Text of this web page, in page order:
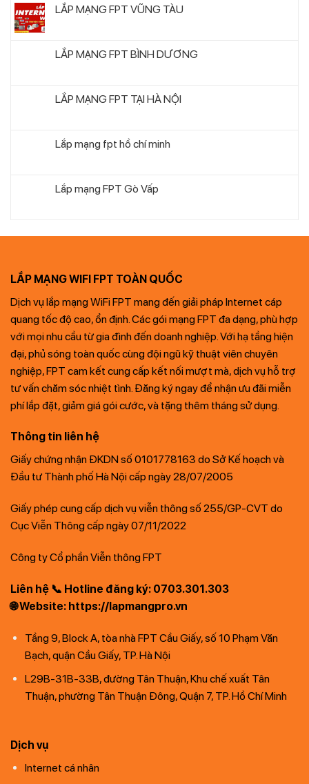
LẮP MẠNG FPT VŨNG TÀU
LẮP MẠNG FPT BÌNH DƯƠNG
LẮP MẠNG FPT TẠI HÀ NỘI
Lắp mạng fpt hồ chí minh
Lắp mạng FPT Gò Vấp
LẮP MẠNG WIFI FPT TOÀN QUỐC
Dịch vụ lắp mạng WiFi FPT mang đến giải pháp Internet cáp
quang tốc độ cao, ổn định. Các gói mạng FPT đa dạng, phù hợp
với mọi nhu cầu từ gia đình đến doanh nghiệp. Với hạ tầng hiện
đại, phủ sóng toàn quốc cùng đội ngũ kỹ thuật viên chuyên
nghiệp, FPT cam kết cung cấp kết nối mượt mà, dịch vụ hỗ trợ
tư vấn chăm sóc nhiệt tình. Đăng ký ngay để nhận ưu đãi miễn
phí lắp đặt, giảm giá gói cước, và tặng thêm tháng sử dụng.
Thông tin liên hệ
Giấy chứng nhận ĐKDN số 0101778163 do Sở Kế hoạch và
Đầu tư Thành phố Hà Nội cấp ngày 28/07/2005
Giấy phép cung cấp dịch vụ viễn thông số 255/GP-CVT do
Cục Viễn Thông cấp ngày 07/11/2022
Công ty Cổ phần Viễn thông FPT
Liên hệ 📞 Hotline đăng ký: 0703.301.303
🌐 Website: https://lapmangpro.vn
Tầng 9, Block A, tòa nhà FPT Cầu Giấy, số 10 Phạm Văn
Bạch, quận Cầu Giấy, TP. Hà Nội
L29B-31B-33B, đường Tân Thuận, Khu chế xuất Tân
Thuận, phường Tân Thuận Đông, Quận 7, TP. Hồ Chí Minh
Dịch vụ
Internet cá nhân